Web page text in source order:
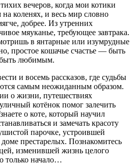
вечеров, когда мои котики
на коленях, и весь мир словно
добрее. Из утренних
мяуканье, требующее завтрака.
в янтарные или изумрудные
простое кошачье счастье — быть
быть любимым.
и восемь рассказов, где судьбы
самым неожиданным образом.
о жизни, путешествиях
котёнок помог залечить
о коте, который научил
и замечать красоту
парочке, устроившей
престарелых. Познакомитесь
изменившей жизнь целого
только начало…